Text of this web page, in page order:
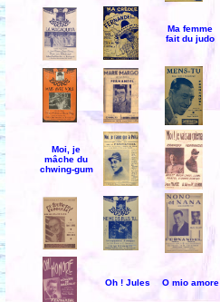
Ma femme
fait du judo
Moi, je
mâche du
chwing-gum
Oh ! Jules O mio amore